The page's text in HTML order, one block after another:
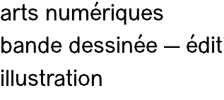
arts numériques
bande dessinée —
illustration